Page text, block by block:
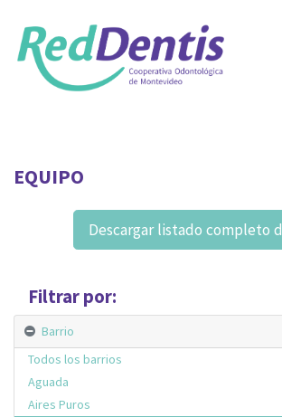
EQUIPO
Descargar listado completo
Filtrar por:
Barrio
Todos los barrios
Aguada
Aires Puros